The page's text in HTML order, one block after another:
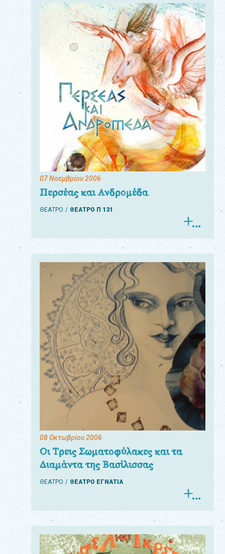
07 Νοεμβρίου 2006
Περσέας και Ανδρομέδα
ΘΕΑΤΡΟ ΘΕΑΤΡΟ Π 131
08 Οκτωβρίου 2006
Οι Τρεις Σωματοφύλακες και τα
Διαμάντα της Βασίλισσας
ΘΕΑΤΡΟ ΘΕΑΤΡΟ ΕΓΝΑΤΙΑ